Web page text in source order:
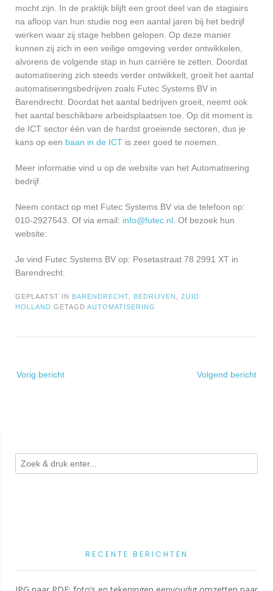
mocht zijn. In de praktijk blijft een groot deel van de stagiairs
na afloop van hun studie nog een aantal jaren bij het bedrijf
werken waar zij stage hebben gelopen. Op deze manier
kunnen zij zich in een veilige omgeving verder ontwikkelen,
alvorens de volgende stap in hun carrière te zetten. Doordat
automatisering zich steeds verder ontwikkelt, groeit het aantal
automatiseringsbedrijven zoals Futec Systems BV in
Barendrecht. Doordat het aantal bedrijven groeit, neemt ook
het aantal beschikbare arbeidsplaatsen toe. Op dit moment is
de ICT sector één van de hardst groeiende sectoren, dus je
kans op een baan in de ICT is zeer goed te noemen.
Meer informatie vind u op de website van het Automatisering
bedrijf.
Neem contact op met Futec Systems BV via de telefoon op:
010-2927543. Of via email: info@futec.nl . Of bezoek hun
website:
Je vind Futec Systems BV op: Pesetastraat 78 2991 XT in
Barendrecht.
GEPLAATST IN BARENDRECHT BEDRIJVEN
ZUID
HOLLAND GETAGD AUTOMATISERING
navigatie
Vorig bericht Volgend bericht
RECENTE BERICHTEN